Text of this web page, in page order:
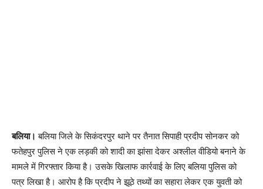
बलिया। बलिया जिले के सिकंदरपुर थाने पर तैनात सिपाही प्रदीप सोनकर को
फतेहपुर पुलिस ने एक लड़की को शादी का झांसा देकर अश्लील वीडियो बनाने के
मामले में गिरफ्तार किया है। उसके खिलाफ कार्रवाई के लिए बलिया पुलिस को
पत्र लिखा है। आरोप है कि प्रदीप ने झूठे तथ्यों का सहारा लेकर एक युवती को